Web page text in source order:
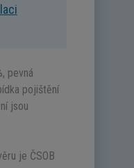
pevná
pojištění
jsou
je ČSOB